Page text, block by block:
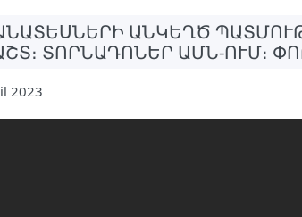
ԱՆԿԵՂԾ
ՏՈՐՆԱԴՈՆԵՐ ԱՄՆ-ՈՒՄ։
2023